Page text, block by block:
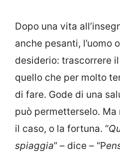
Dopo una vita
anche pesanti, l’uomo
desiderio: trascorrere
quello che per molto
di fare. Gode di una
può permetterselo. Ma
il caso, o la fortuna. “
spiaggia” – dice – “P